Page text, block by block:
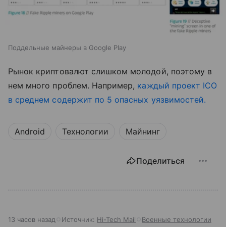
Поддельные майнеры в Google Play
Рынок криптовалют слишком молодой, поэтому в
нем много проблем. Например, каждый проект ICO
в среднем содержит по 5 опасных уязвимостей.
Android Технологии Майнинг
Поделиться
13 часов назад Источник: Hi-Tech Mail Военные технологии